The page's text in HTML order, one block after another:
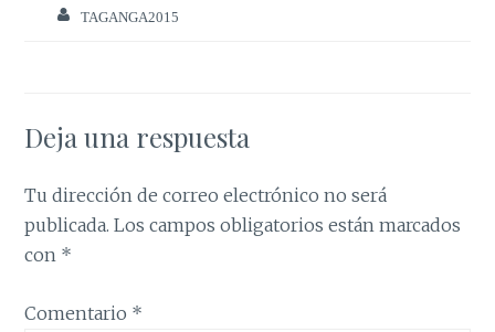
TAGANGA2015
Deja una respuesta
Tu dirección de correo electrónico no será
publicada. Los campos obligatorios están marcados
con *
Comentario *